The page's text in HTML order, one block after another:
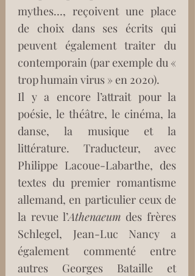
mythes…, reçoivent une place
de choix dans ses écrits qui
peuvent également traiter du
contemporain (par exemple du «
trop humain virus » en 2020).
Il y a encore l’attrait pour la
poésie, le théâtre, le cinéma, la
danse, la musique et la
littérature. Traducteur, avec
Philippe Lacoue-Labarthe, des
textes du premier romantisme
allemand, en particulier ceux de
la revue l’Athenaeum des frères
Schlegel, Jean-Luc Nancy a
également commenté entre
autres Georges Bataille et